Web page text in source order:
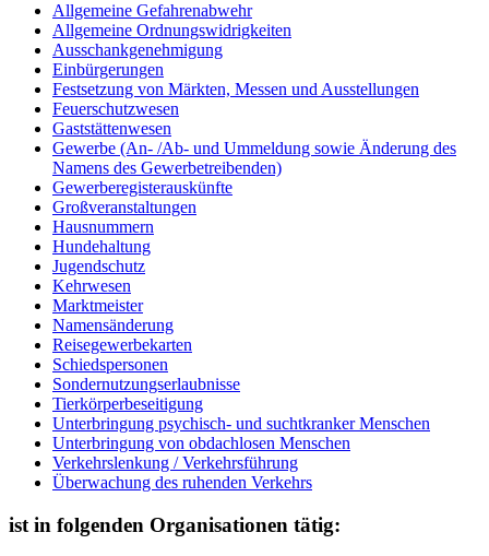
Allgemeine Gefahrenabwehr
Allgemeine Ordnungswidrigkeiten
Ausschankgenehmigung
Einbürgerungen
Festsetzung von Märkten, Messen und Ausstellungen
Feuerschutzwesen
Gaststättenwesen
Gewerbe (An- /Ab- und Ummeldung sowie Änderung des
Namens des Gewerbetreibenden)
Gewerberegisterauskünfte
Großveranstaltungen
Hausnummern
Hundehaltung
Jugendschutz
Kehrwesen
Marktmeister
Namensänderung
Reisegewerbekarten
Schiedspersonen
Sondernutzungserlaubnisse
Tierkörperbeseitigung
Unterbringung psychisch- und suchtkranker Menschen
Unterbringung von obdachlosen Menschen
Verkehrslenkung / Verkehrsführung
Überwachung des ruhenden Verkehrs
ist in folgenden Organisationen tätig: